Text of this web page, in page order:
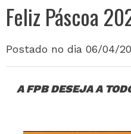
Feliz Páscoa
Postado no dia 06/04/
A FPB DESEJA A